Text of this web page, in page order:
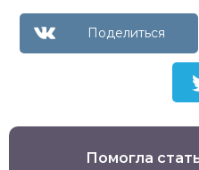
Помогла